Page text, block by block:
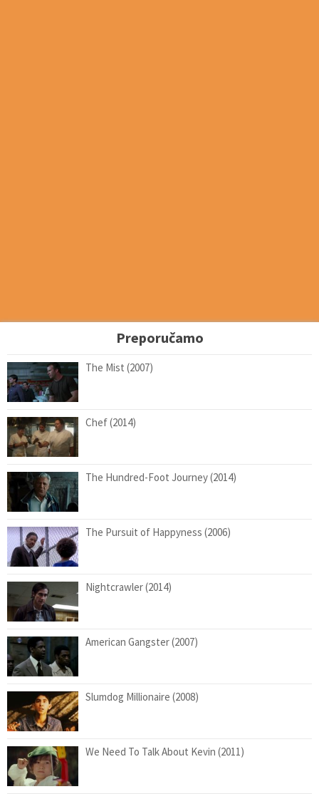
Preporučamo
The Mist (2007)
Chef (2014)
The Hundred-Foot Journey (2014)
The Pursuit of Happyness (2006)
Nightcrawler (2014)
American Gangster (2007)
Slumdog Millionaire (2008)
We Need To Talk About Kevin (2011)